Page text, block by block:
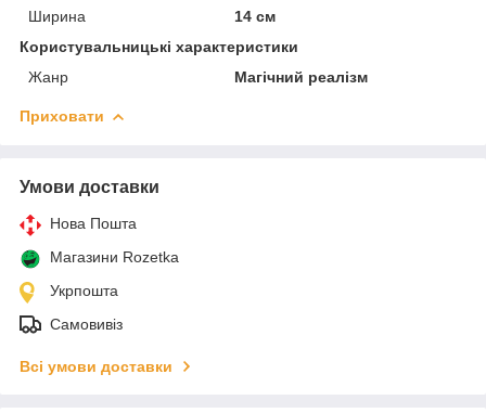
Ширина
14 см
Користувальницькі характеристики
Жанр
Магічний реалізм
Приховати
Умови доставки
Нова Пошта
Магазини Rozetka
Укрпошта
Самовивіз
Всі умови доставки